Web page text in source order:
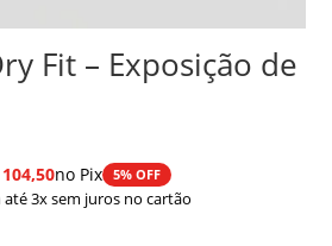
Fit – Exposição de
no Pix 5% OFF
até 3x sem juros no cartão